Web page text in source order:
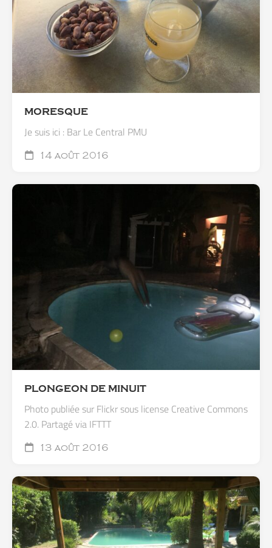
MORESQUE
Je suis ici : Bar Le Central PMU
14 août 2016
PLONGEON DE MINUIT
Photo publiée sur Flickr sous license Creative Commons
2.0. Partagé via IFTTT
13 août 2016